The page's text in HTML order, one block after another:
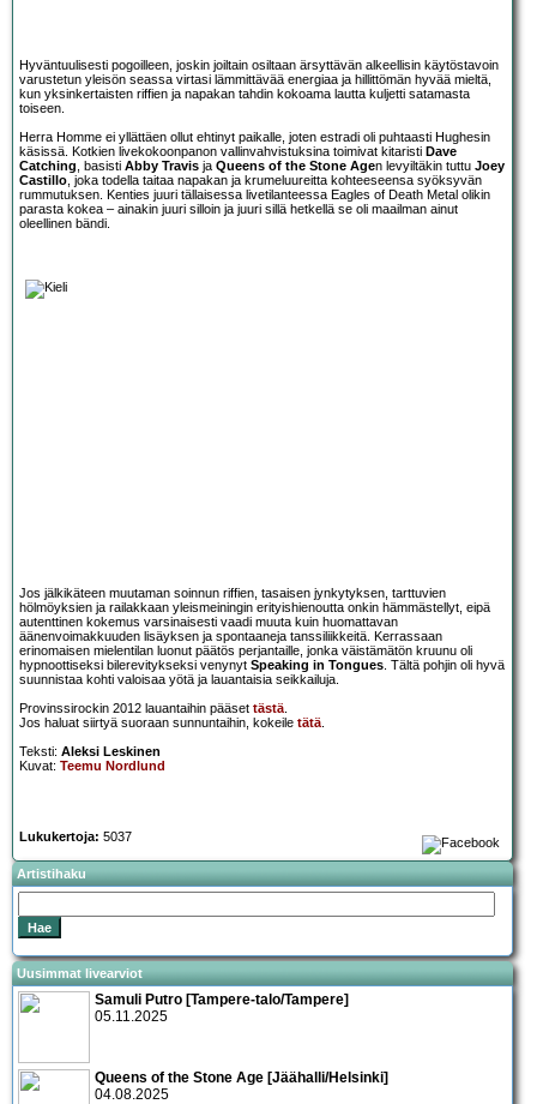
Hyväntuulisesti pogoilleen, joskin joiltain osiltaan ärsyttävän alkeellisin käytöstavoin
varustetun yleisön seassa virtasi lämmittävää energiaa ja hillittömän hyvää mieltä,
kun yksinkertaisten riffien ja napakan tahdin kokoama lautta kuljetti satamasta
toiseen.
Herra Homme ei yllättäen ollut ehtinyt paikalle, joten estradi oli puhtaasti Hughesin
käsissä. Kotkien livekokoonpanon vallinvahvistuksina toimivat kitaristi Dave
Catching, basisti Abby Travis ja Queens of the Stone Agen levyiltäkin tuttu Joey
Castillo, joka todella taitaa napakan ja krumeluureitta kohteeseensa syöksyvän
rummutuksen. Kenties juuri tällaisessa livetilanteessa Eagles of Death Metal olikin
parasta kokea – ainakin juuri silloin ja juuri sillä hetkellä se oli maailman ainut
oleellinen bändi.
Jos jälkikäteen muutaman soinnun riffien, tasaisen jynkytyksen, tarttuvien
hölmöyksien ja railakkaan yleismeiningin erityishienoutta onkin hämmästellyt, eipä
autenttinen kokemus varsinaisesti vaadi muuta kuin huomattavan
äänenvoimakkuuden lisäyksen ja spontaaneja tanssiliikkeitä. Kerrassaan
erinomaisen mielentilan luonut päätös perjantaille, jonka väistämätön kruunu oli
hypnoottiseksi bilerevitykseksi venynyt Speaking in Tongues. Tältä pohjin oli hyvä
suunnistaa kohti valoisaa yötä ja lauantaisia seikkailuja.
Provinssirockin 2012 lauantaihin pääset tästä.
Jos haluat siirtyä suoraan sunnuntaihin, kokeile tätä.
Teksti: Aleksi Leskinen
Kuvat: Teemu Nordlund
Lukukertoja: 5037
Artistihaku
Uusimmat livearviot
Samuli Putro [Tampere-talo/Tampere]
05.11.2025
Queens of the Stone Age [Jäähalli/Helsinki]
04.08.2025